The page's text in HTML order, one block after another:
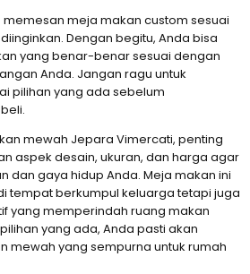
memesan meja makan custom sesuai
Dengan begitu, Anda bisa
yang benar-benar sesuai dengan
Anda. Jangan ragu untuk
pilihan yang ada sebelum
mewah Jepara Vimercati, penting
aspek desain, ukuran, dan harga agar
dan gaya hidup Anda. Meja makan ini
tempat berkumpul keluarga tetapi juga
yang memperindah ruang makan
yang ada, Anda pasti akan
mewah yang sempurna untuk rumah